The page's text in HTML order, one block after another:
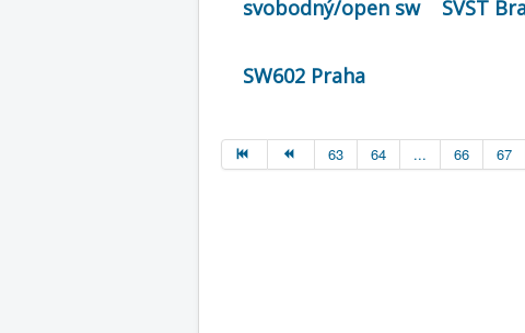
svobodný/open sw SVŠT
SW602 Praha
63 64 ... 66 67